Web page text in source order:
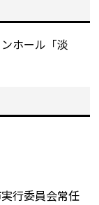
ホール「淡
行委員会常任